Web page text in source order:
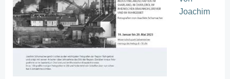
Joachim